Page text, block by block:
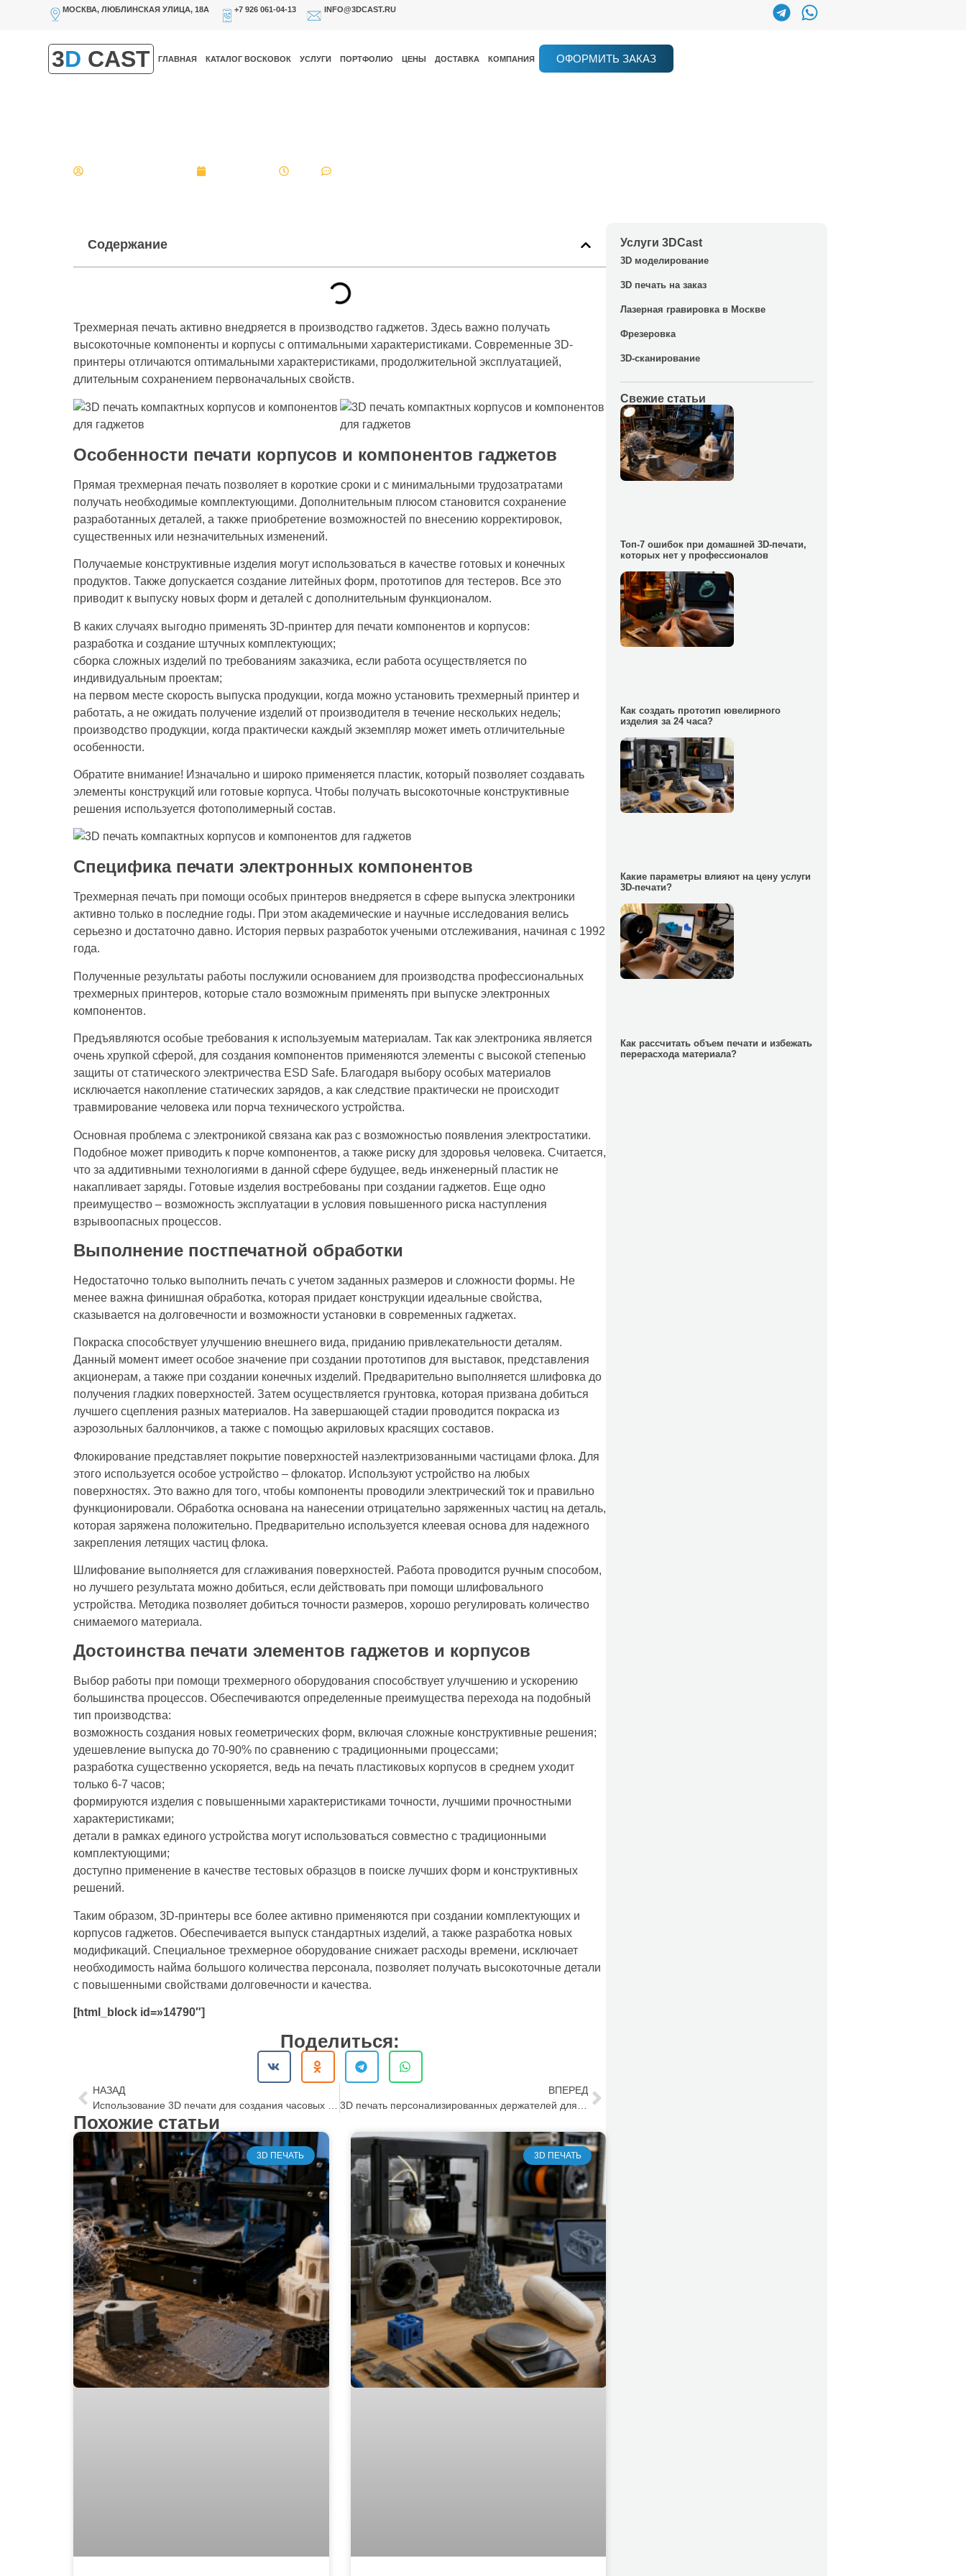
МОСКВА, ЛЮБЛИНСКАЯ УЛИЦА, 18А +7 926 061-04-13 INFO@3DCAST.RU
3D CAST ГЛАВНАЯ КАТАЛОГ ВОСКОВОК УСЛУГИ ПОРТФОЛИО ЦЕНЫ ДОСТАВКА КОМПАНИЯ ОФОРМИТЬ ЗАКАЗ
Услуги 3DCast
3D моделирование
3D печать на заказ
Лазерная гравировка в Москве
Фрезеровка
3D-сканирование
Свежие статьи
Топ-7 ошибок при домашней 3D-печати,
которых нет у профессионалов
Как создать прототип ювелирного
изделия за 24 часа?
Какие параметры влияют на цену услуги
3D-печати?
Как рассчитать объем печати и избежать
перерасхода материала?
Содержание
Трехмерная печать активно внедряется в производство гаджетов. Здесь важно получать
высокоточные компоненты и корпусы с оптимальными характеристиками. Современные 3D-
принтеры отличаются оптимальными характеристиками, продолжительной эксплуатацией,
длительным сохранением первоначальных свойств.
Особенности печати корпусов и компонентов гаджетов
Прямая трехмерная печать позволяет в короткие сроки и с минимальными трудозатратами
получать необходимые комплектующими. Дополнительным плюсом становится сохранение
разработанных деталей, а также приобретение возможностей по внесению корректировок,
существенных или незначительных изменений.
Получаемые конструктивные изделия могут использоваться в качестве готовых и конечных
продуктов. Также допускается создание литейных форм, прототипов для тестеров. Все это
приводит к выпуску новых форм и деталей с дополнительным функционалом.
В каких случаях выгодно применять 3D-принтер для печати компонентов и корпусов:
разработка и создание штучных комплектующих;
сборка сложных изделий по требованиям заказчика, если работа осуществляется по
индивидуальным проектам;
на первом месте скорость выпуска продукции, когда можно установить трехмерный принтер и
работать, а не ожидать получение изделий от производителя в течение нескольких недель;
производство продукции, когда практически каждый экземпляр может иметь отличительные
особенности.
Обратите внимание! Изначально и широко применяется пластик, который позволяет создавать
элементы конструкций или готовые корпуса. Чтобы получать высокоточные конструктивные
решения используется фотополимерный состав.
Специфика печати электронных компонентов
Трехмерная печать при помощи особых принтеров внедряется в сфере выпуска электроники
активно только в последние годы. При этом академические и научные исследования велись
серьезно и достаточно давно. История первых разработок учеными отслеживания, начиная с 1992
года.
Полученные результаты работы послужили основанием для производства профессиональных
трехмерных принтеров, которые стало возможным применять при выпуске электронных
компонентов.
Предъявляются особые требования к используемым материалам. Так как электроника является
очень хрупкой сферой, для создания компонентов применяются элементы с высокой степенью
защиты от статического электричества ESD Safe. Благодаря выбору особых материалов
исключается накопление статических зарядов, а как следствие практически не происходит
травмирование человека или порча технического устройства.
Основная проблема с электроникой связана как раз с возможностью появления электростатики.
Подобное может приводить к порче компонентов, а также риску для здоровья человека. Считается,
что за аддитивными технологиями в данной сфере будущее, ведь инженерный пластик не
накапливает заряды. Готовые изделия востребованы при создании гаджетов. Еще одно
преимущество – возможность эксплуатации в условия повышенного риска наступления
взрывоопасных процессов.
Выполнение постпечатной обработки
Недостаточно только выполнить печать с учетом заданных размеров и сложности формы. Не
менее важна финишная обработка, которая придает конструкции идеальные свойства,
сказывается на долговечности и возможности установки в современных гаджетах.
Покраска способствует улучшению внешнего вида, приданию привлекательности деталям.
Данный момент имеет особое значение при создании прототипов для выставок, представления
акционерам, а также при создании конечных изделий. Предварительно выполняется шлифовка до
получения гладких поверхностей. Затем осуществляется грунтовка, которая призвана добиться
лучшего сцепления разных материалов. На завершающей стадии проводится покраска из
аэрозольных баллончиков, а также с помощью акриловых красящих составов.
Флокирование представляет покрытие поверхностей наэлектризованными частицами флока. Для
этого используется особое устройство – флокатор. Используют устройство на любых
поверхностях. Это важно для того, чтобы компоненты проводили электрический ток и правильно
функционировали. Обработка основана на нанесении отрицательно заряженных частиц на деталь,
которая заряжена положительно. Предварительно используется клеевая основа для надежного
закрепления летящих частиц флока.
Шлифование выполняется для сглаживания поверхностей. Работа проводится ручным способом,
но лучшего результата можно добиться, если действовать при помощи шлифовального
устройства. Методика позволяет добиться точности размеров, хорошо регулировать количество
снимаемого материала.
Достоинства печати элементов гаджетов и корпусов
Выбор работы при помощи трехмерного оборудования способствует улучшению и ускорению
большинства процессов. Обеспечиваются определенные преимущества перехода на подобный
тип производства:
возможность создания новых геометрических форм, включая сложные конструктивные решения;
удешевление выпуска до 70-90% по сравнению с традиционными процессами;
разработка существенно ускоряется, ведь на печать пластиковых корпусов в среднем уходит
только 6-7 часов;
формируются изделия с повышенными характеристиками точности, лучшими прочностными
характеристиками;
детали в рамках единого устройства могут использоваться совместно с традиционными
комплектующими;
доступно применение в качестве тестовых образцов в поиске лучших форм и конструктивных
решений.
Таким образом, 3D-принтеры все более активно применяются при создании комплектующих и
корпусов гаджетов. Обеспечивается выпуск стандартных изделий, а также разработка новых
модификаций. Специальное трехмерное оборудование снижает расходы времени, исключает
необходимость найма большого количества персонала, позволяет получать высокоточные детали
с повышенными свойствами долговечности и качества.
[html_block id=»14790″]
Поделиться:
НАЗАД
ВПЕРЕД
Похожие статьи
3D ПЕЧАТЬ 3D ПЕЧАТЬ